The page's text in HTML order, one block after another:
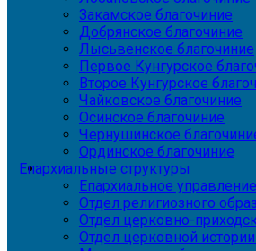
Закамское благочиние
Добрянское благочиние
Лысьвенское благочиние
Первое Кунгурское
Второе Кунгурское
Чайковское благочиние
Осинское благочиние
Чернушинское
Ординское благочиние
Епархиальные структуры
Епархиальное управление
Отдел религиозного
Отдел церковно-
Отдел церковной